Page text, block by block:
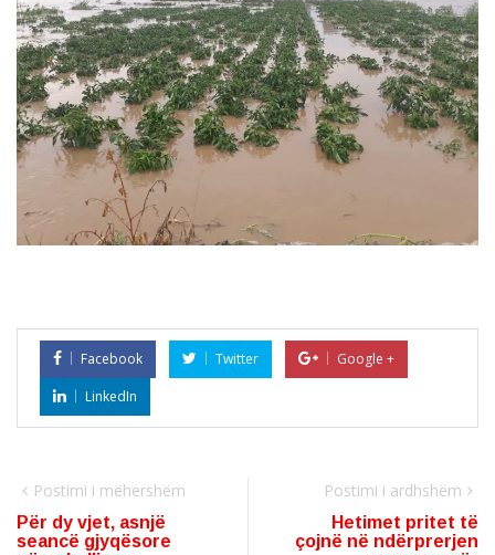
Facebook Twitter
Google +
LinkedIn
Postimi i mëhershëm
Për dy vjet, asnjë
seancë gjyqësore
Postimi i ardhshëm
Hetimet pritet të
çojnë në ndërprerjen